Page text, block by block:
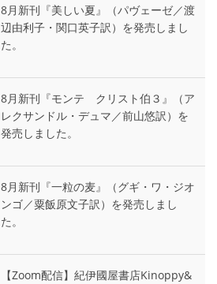
8月新刊『美しい夏』（パヴェーゼ／渡
辺由利子・関口英子訳）を発売しまし
た。
8月新刊『モンテ゠クリスト伯３』（ア
レクサンドル・デュマ／前山悠訳）を
発売しました。
8月新刊『一粒の麦』（グギ・ワ・ジオ
ンゴ／粟飯原文子訳）を発売しまし
た。
【Zoom配信】紀伊國屋書店Kinoppy&